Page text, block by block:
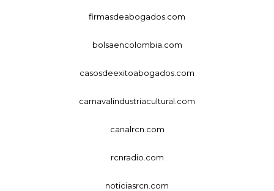
firmasdeabogados.com
bolsaencolombia.com
casosdeexitoabogados.com
carnavalindustriacultural.com
canalrcn.com
rcnradio.com
noticiasrcn.com